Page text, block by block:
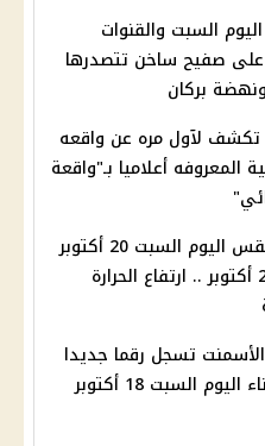
السبت والقنوات
على صفيح ساخن تتصدرها
ونهضة بركان
لآول مره عن واقعه
المعروفه أعلاميا بـ"واقعة
الأرصاد تعلن طقس اليوم السبت 20 أكتوبر
إلى الخميس 23 أكتوبر .. ارتفاع الحرارة
تسجل رقما جديدا
بسوق مواد البناء اليوم السبت 18 أكتوبر